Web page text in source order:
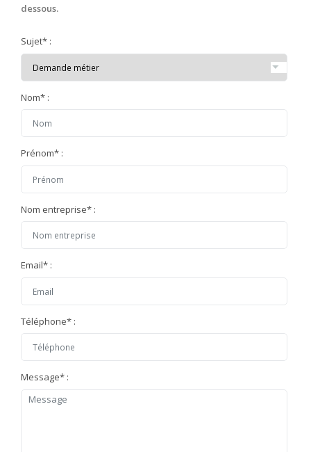
dessous.
Sujet* :
Nom* :
Prénom* :
Nom entreprise* :
Email* :
Téléphone* :
Message* :